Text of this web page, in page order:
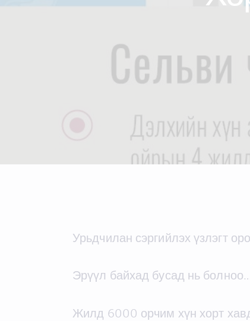
Урьдчилан сэргийлэх үзлэгт
Эрүүл байхад бусад нь
Жилд 6000 орчим хүн хорт